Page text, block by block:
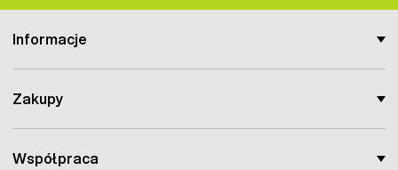
Informacje
Zakupy
Współpraca